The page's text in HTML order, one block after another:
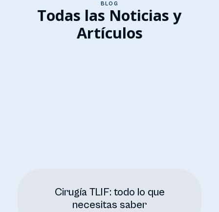
BLOG
Todas las Noticias y
Artículos
Cirugía TLIF: todo lo que
necesitas saber